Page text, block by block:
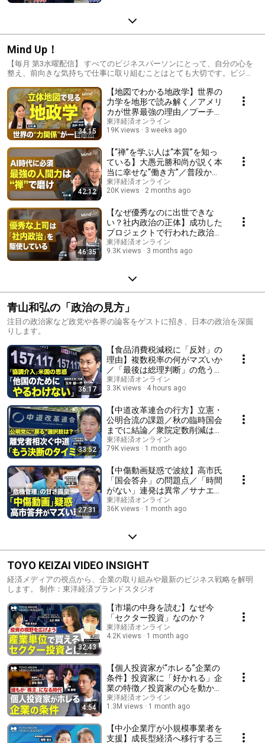
Mind Up！
【毎月 第3水曜配信】 すべてのビジネスパーソンにとって、自分の心を
整え、前向きな気持ちで仕事に取り組むことはとても大切です。ビジネ
34:15
【地図でわかる地政学】世界の
力学を地形で読み解く／アメリ
カが世界最強の理由／プーチ
ン・習近平が強権を振るう理由
／イラン攻撃の狙い／台湾有事
からの地政学』
東洋経済オンライン
19K views
3 weeks ago
42:12
【“禅”を学ぶ人は“本質”を知っ
ている】大愚元勝和尚が説く本
当に幸せな“働き方”／普段から
ギリギリの“決断”をしているか
／「大愚和尚の一問一答」視聴
が周囲を巻き込む
東洋経済オンライン
20K views
2 months ago
46:35
【なぜ優秀なのに出世できな
い？社内政治の正体】成功した
プロジェクトで行われた政治行
動／風通しのよい職場は“健
全”か？／高パフォーマンスを
東洋経済オンライン
9.3K views
3 months ago
青山和弘の「政治の見方」
注目の政治家など政党や各界の論客をゲストに招き、日本の政治を深掘
りします。
36:17
【食品消費税減税に「反対」の
理由】複数税率の何がマズいか
／「最後は総理判断」の危うさ
／税率戻す「2年後」何が起き
る？／「協調介入」に臨んだ米
し」【政治の見方（玉木雄一
郎）】
東洋経済オンライン
3.3K views
4 hours ago
33:52
【中道改革連合の行方】立憲・
公明合流の課題／秋の臨時国会
までに結論／衆院定数削減は
「筋が悪い」／皇室典範改正案
の問題点／自民と再度組む可能
（伊佐進一）】
東洋経済オンライン
79K views
1 month ago
27:31
【中傷動画疑惑で波紋】高市氏
「国会答弁」の問題点／「時間
がない」連発は異常／サナエト
ークンめぐる“利害”／補正予算
も議論不足／今や選挙を左右す
東洋経済オンライン
36K views
1 month ago
TOYO KEIZAI VIDEO INSIGHT
経済メディアの視点から、企業の取り組みや最新のビジネス戦略を解明
します。 制作：東洋経済ブランドスタジオ
32:43
【市場の中身を読む】なぜ今
「セクター投資」なのか？
東洋経済オンライン
4.2K views
1 month ago
4:54
【個人投資家が“ホレる”企業の
条件】投資家に「好かれる」企
業の特徴／投資家の心を動かす
コミュニケーションとは／「株
を買うまでの行動」をひもとく
東洋経済オンライン
1.3M views
1 month ago
【中小企業庁が小規模事業者を
支援】成長型経済へ移行する三